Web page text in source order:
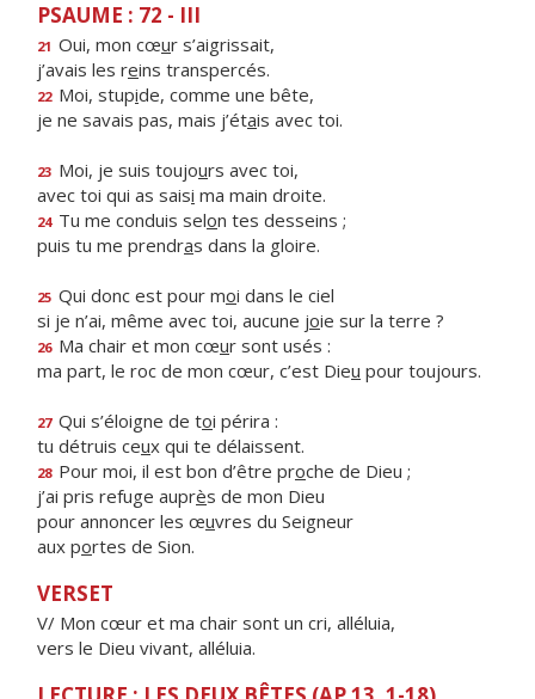
PSAUME : 72 - III
21 Oui, mon cœur s’aigrissait,
j’avais les reins transpercés.
22 Moi, stupide, comme une bête,
je ne savais pas, mais j’étais avec toi.
23 Moi, je suis toujours avec toi,
avec toi qui as saisi ma main droite.
24 Tu me conduis selon tes desseins ;
puis tu me prendras dans la gloire.
25 Qui donc est pour moi dans le ciel
si je n’ai, même avec toi, aucune joie sur la terre ?
26 Ma chair et mon cœur sont usés :
ma part, le roc de mon cœur, c’est Dieu pour toujours.
27 Qui s’éloigne de toi périra :
tu détruis ceux qui te délaissent.
28 Pour moi, il est bon d’être proche de Dieu ;
j’ai pris refuge auprès de mon Dieu
pour annoncer les œuvres du Seigneur
aux portes de Sion.
VERSET
V/ Mon cœur et ma chair sont un cri, alléluia,
vers le Dieu vivant, alléluia.